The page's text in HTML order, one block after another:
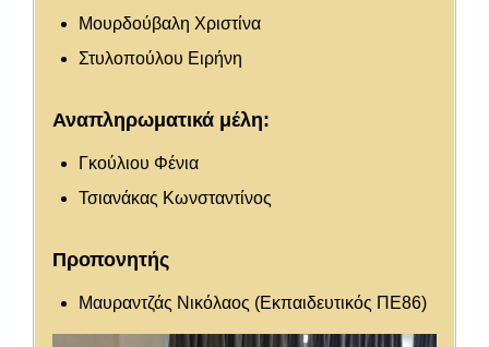
Μουρδούβαλη Χριστίνα
Στυλοπούλου Ειρήνη
Αναπληρωματικά μέλη:
Γκούλιου Φένια
Τσιανάκας Κωνσταντίνος
Προπονητής
Μαυραντζάς Νικόλαος (Εκπαιδευτικός ΠΕ86)